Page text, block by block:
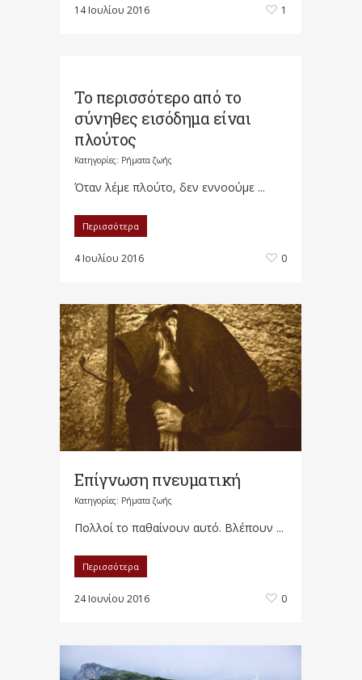
14 Ιουλίου 2016 1
Το περισσότερο από το
σύνηθες εισόδημα είναι
πλούτος
Κατηγορίες: Ρήματα ζωής
Όταν λέμε πλούτο, δεν εννοούμε ...
Περισσότερα
4 Ιουλίου 2016 0
Επίγνωση πνευματική
Κατηγορίες: Ρήματα ζωής
Πολλοί το παθαίνουν αυτό. Βλέπουν ...
Περισσότερα
24 Ιουνίου 2016 0